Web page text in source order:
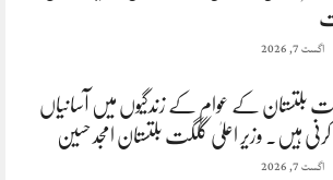
اگست 7, 2026
بلتستان کے عوام کے زندگیوں میں آسانیاں
کرنی ہیں. وزیر اعلیٰ گلگت بلتستان امجد حسین
اگست 7, 2026